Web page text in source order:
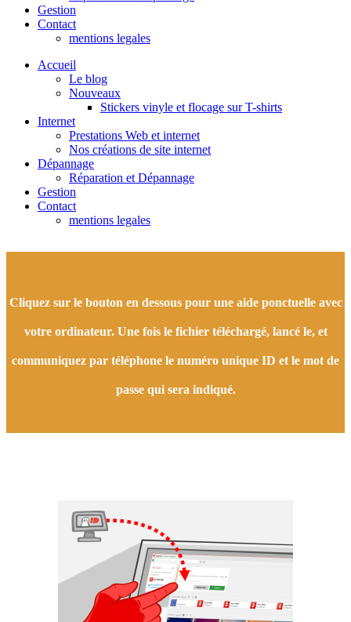
Gestion
Contact
mentions legales
Accueil
Le blog
Nouveaux
Stickers vinyle et flocage sur T-shirts
Internet
Prestations Web et internet
Nos créations de site internet
Dépannage
Réparation et Dépannage
Gestion
Contact
mentions legales
Cliquez sur le bouton en dessous pour une aide ponctuelle avec
votre ordinateur. Une fois le fichier téléchargé, lancé le, et
communiquez par téléphone le numéro unique ID et le mot de
passe qui sera indiqué.